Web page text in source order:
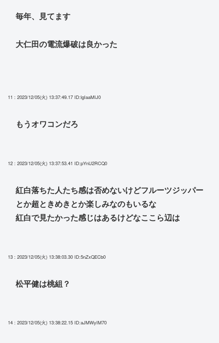
毎年、見てます
大仁田の電流爆破は良かった
11 : 2023/12/05(火) 13:37:49.17 ID:lgIaaMIJ0
もうオワコンだろ
12 : 2023/12/05(火) 13:37:53.41 ID:pYnU2RCQ0
紅白落ちた人たち感は否めないけどフルーツジッパー
とか超ときめきとか楽しみなのもいるな
紅白で見たかった感じはあるけどなここら辺は
13 : 2023/12/05(火) 13:38:03.30 ID:5nZxQECb0
松平健は桃組？
14 : 2023/12/05(火) 13:38:22.15 ID:aJMWyIM70